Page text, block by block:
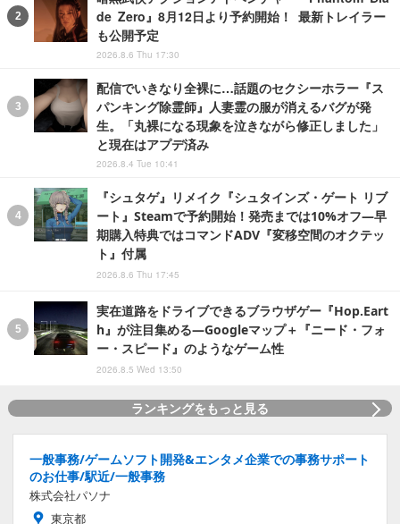
de Zero』8月12日より予約開始！ 最新トレイラー
も公開予定
2026.8.6 Thu 17:30
配信でいきなり全裸に…話題のセクシーホラー『ス
パンキング除霊師』人妻霊の服が消えるバグが発
生。「丸裸になる現象を泣きながら修正しました」
と現在はアプデ済み
2026.8.4 Tue 10:41
『シュタゲ』リメイク『シュタインズ・ゲート リブ
ート』Steamで予約開始！発売までは10%オフ―早
期購入特典ではコマンドADV『変移空間のオクテッ
ト』付属
2026.8.6 Thu 17:45
実在道路をドライブできるブラウザゲー『Hop.Eart
h』が注目集める―Googleマップ＋『ニード・フォ
ー・スピード』のようなゲーム性
2026.8.5 Wed 13:50
ランキングをもっと見る
一般事務/ゲームソフト開発&エンタメ企業での事務サポート
のお仕事/駅近/一般事務
株式会社パソナ
東京都